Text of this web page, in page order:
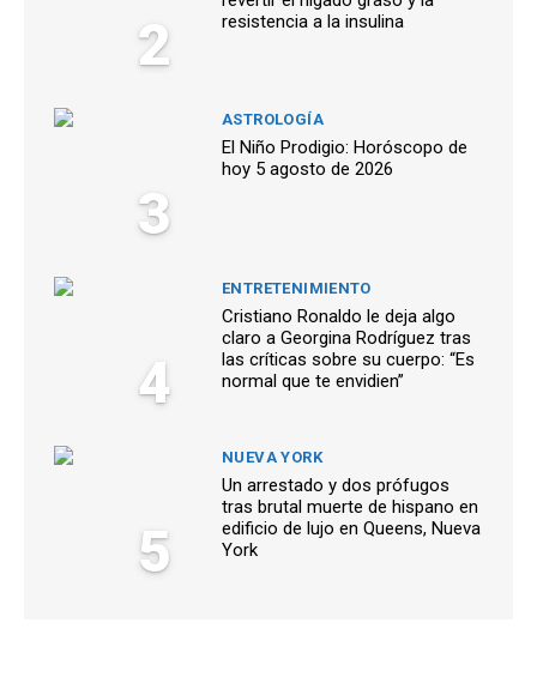
2
resistencia a la insulina
3
ASTROLOGÍA
El Niño Prodigio: Horóscopo de
hoy 5 agosto de 2026
4
ENTRETENIMIENTO
Cristiano Ronaldo le deja algo
claro a Georgina Rodríguez tras
las críticas sobre su cuerpo: “Es
normal que te envidien”
5
NUEVA YORK
Un arrestado y dos prófugos
tras brutal muerte de hispano en
edificio de lujo en Queens, Nueva
York